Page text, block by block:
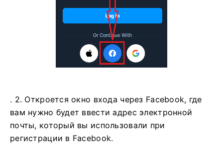
. 2. Откроется окно входа через Facebook, где
вам нужно будет ввести адрес электронной
почты, который вы использовали при
регистрации в Facebook.